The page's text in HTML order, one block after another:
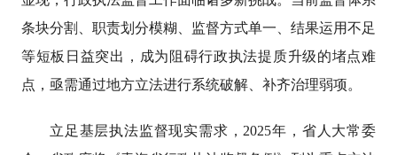
条块分割、职责划分模糊、监督方式单一、结果运用不足
等短板日益突出，成为阻碍行政执法提质升级的堵点难
点，亟需通过地方立法进行系统破解、补齐治理弱项。
立足基层执法监督现实需求，2025年，省人大常委